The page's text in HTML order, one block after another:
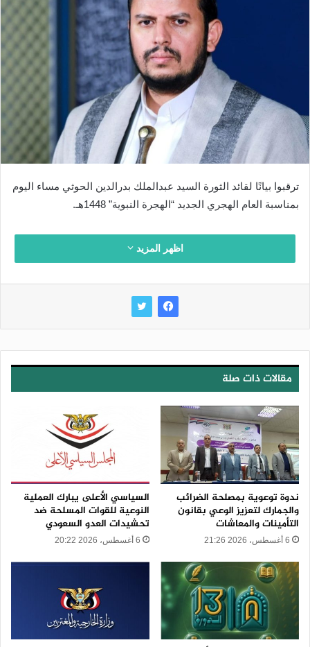
ترقبوا بيانًا لقائد الثورة السيد عبدالملك بدرالدين الحوثي مساء اليوم
بمناسبة العام الهجري الجديد “الهجرة النبوية” 1448هـ.
اظهر المزيد
مقالات ذات صلة
ندوة توعوية بمصلحة الضرائب
والجمارك لتعزيز الوعي بقانون
التأمينات والمعاشات
6 أغسطس، 2026 21:26
السياسي الأعلى يبارك العملية
النوعية للقوات المسلحة ضد
تحشيدات العدو السعودي
6 أغسطس، 2026 20:22